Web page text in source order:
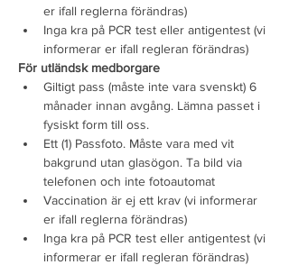
er ifall reglerna förändras)
Inga kra på PCR test eller antigentest (vi
informerar er ifall regleran förändras)
För utländsk medborgare
Giltigt pass (måste inte vara svenskt) 6
månader innan avgång. Lämna passet i
fysiskt form till oss.
Ett (1) Passfoto. Måste vara med vit
bakgrund utan glasögon. Ta bild via
telefonen och inte fotoautomat
Vaccination är ej ett krav (vi informerar
er ifall reglerna förändras)
Inga kra på PCR test eller antigentest (vi
informerar er ifall regleran förändras)